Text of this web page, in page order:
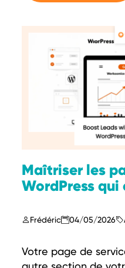
Maîtriser les
WordPress
Frédéric 04/05/2026
Votre page de